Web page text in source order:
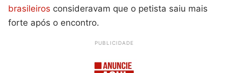
brasileiros consideravam que o petista saiu mais
forte após o encontro.
PUBLICIDADE